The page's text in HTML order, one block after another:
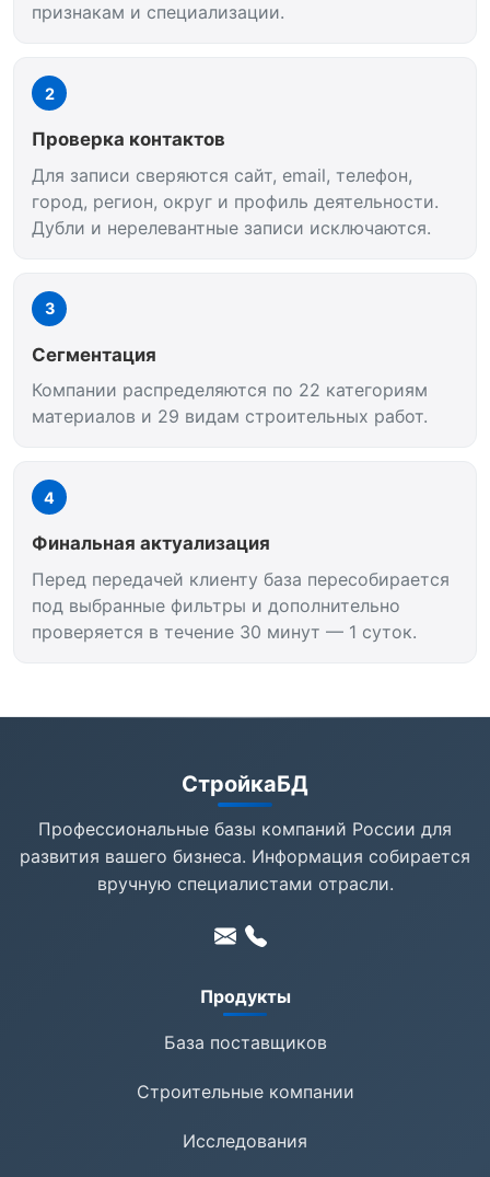
признакам и специализации.
2
Проверка контактов
Для записи сверяются сайт, email, телефон,
город, регион, округ и профиль деятельности.
Дубли и нерелевантные записи исключаются.
3
Сегментация
Компании распределяются по 22 категориям
материалов и 29 видам строительных работ.
4
Финальная актуализация
Перед передачей клиенту база пересобирается
под выбранные фильтры и дополнительно
проверяется в течение 30 минут — 1 суток.
СтройкаБД
Профессиональные базы компаний России для
развития вашего бизнеса. Информация собирается
вручную специалистами отрасли.
Продукты
База поставщиков
Строительные компании
Исследования